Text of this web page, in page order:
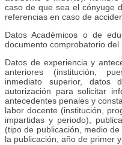
caso de que sea el cónyuge
referencias en caso de
Datos Académicos o de
documento comprobatorio del
Datos de experiencia y
anteriores (institución,
inmediato superior, datos
autorización para solicitar
antecedentes penales y
labor docente (institución,
impartidas y periodo),
(tipo de publicación, medio
la publicación, año de primer